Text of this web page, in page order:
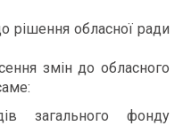
рішення обласної ради
змін до обласного
загального фонду